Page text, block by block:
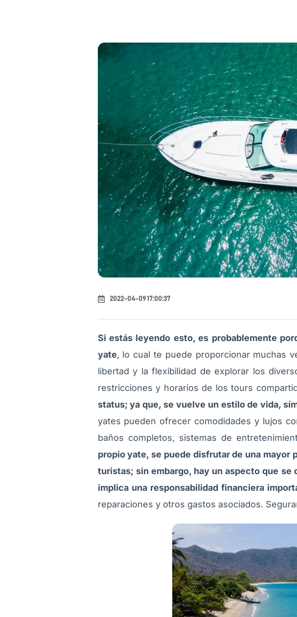
2022-04-09 17:00:37
Si estás leyendo esto, es probablemente
yate, lo cual te puede proporcionar muchas
libertad y la flexibilidad de explorar los
restricciones y horarios de los tours
status; ya que, se vuelve un estilo de vida,
yates pueden ofrecer comodidades y lujos
baños completos, sistemas de
propio yate, se puede disfrutar de una mayor
turistas; sin embargo, hay un aspecto que
implica una responsabilidad financiera
reparaciones y otros gastos asociados.